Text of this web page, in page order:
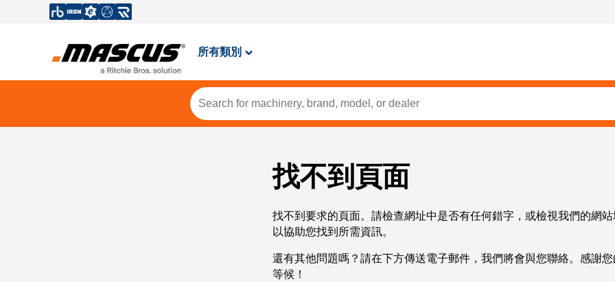
所有類別
找不到頁面
找不到要求的頁面。請檢查網址中是否有任何錯字，或檢視我們的網
以協助您找到所需資訊。
還有其他問題嗎？請在下方傳送電子郵件，我們將會與您聯絡。感謝
等候！